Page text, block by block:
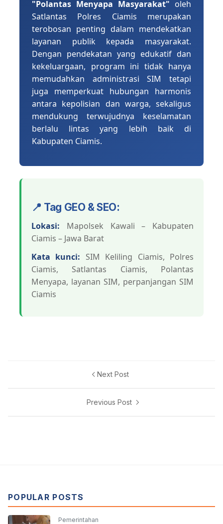
"Polantas Menyapa Masyarakat" oleh
Satlantas Polres Ciamis merupakan
terobosan penting dalam mendekatkan
layanan publik kepada masyarakat.
Dengan pendekatan yang edukatif dan
kekeluargaan, program ini tidak hanya
memudahkan administrasi SIM tetapi
juga memperkuat hubungan harmonis
antara kepolisian dan warga, sekaligus
mendukung terwujudnya keselamatan
berlalu lintas yang lebih baik di
Kabupaten Ciamis.
📍 Tag GEO & SEO:
Lokasi: Mapolsek Kawali – Kabupaten
Ciamis – Jawa Barat
Kata kunci: SIM Keliling Ciamis, Polres
Ciamis, Satlantas Ciamis, Polantas
Menyapa, layanan SIM, perpanjangan SIM
Ciamis
Next Post
Previous Post
POPULAR POSTS
Pemerintahan